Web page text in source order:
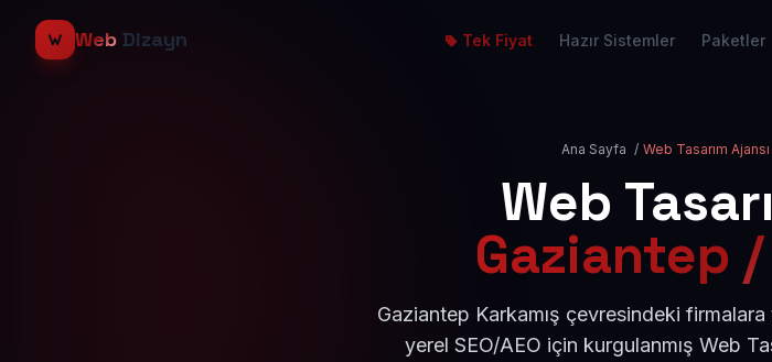
Web Dizayn Tek Fiyat Hazır Sistemler Paketler
Ana Sayfa / Web Tasarım Ajansı
Web
Gaziantep /
Gaziantep Karkamış çevresindeki
yerel SEO/AEO için kurgulanmış Web